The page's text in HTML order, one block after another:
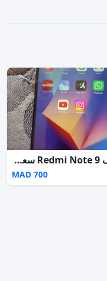
هاتف Redmi Note 9 سعة 128 جيجابايت للبيع
700 MAD